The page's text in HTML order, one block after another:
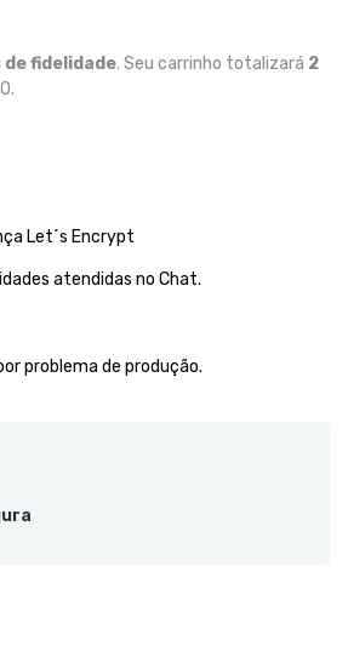
fidelidade. Seu carrinho totalizará 2
.
Let´s Encrypt
atendidas no Chat.
problema de produção.